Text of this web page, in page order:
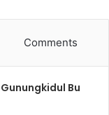
Comments
Bu